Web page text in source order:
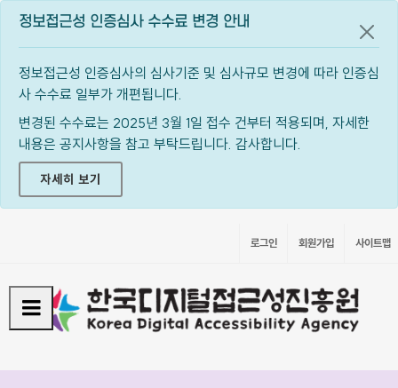
정보접근성 인증심사 수수료 변경 안내
정보접근성 인증심사의 심사기준 및 심사규모 변경에 따라 인증심
사 수수료 일부가 개편됩니다.
변경된 수수료는 2025년 3월 1일 접수 건부터 적용되며, 자세한
내용은 공지사항을 참고 부탁드립니다. 감사합니다.
자세히 보기
공지
로그인 회원가입 사이트맵